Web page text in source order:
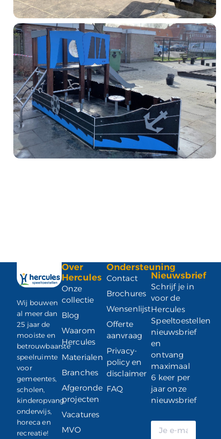
Wij bouwen
al meer dan
25 jaar de
mooiste en
betrouwbaarste
speelruimte
voor
gemeentes,
scholen,
kinderopvang,
onderwijs,
horeca en
recreatie!
Over
Hercules
Onze
collectie
Blog
Waarom
Hercules
Materialen
Branches
Afgeronde
projecten
Vacatures
MVO
Ondersteuning
Contact
Brochures
Wensenlijst
Offerte
aanvraag
Privacy-
policy en
disclaimer
FAQ
Nieuwsbrief
Schrijf je in
voor de
Hercules
Speeltoestellen
nieuwsbrief
en
ontvang
maximaal
6 keer per
jaar onze
nieuwsbrief